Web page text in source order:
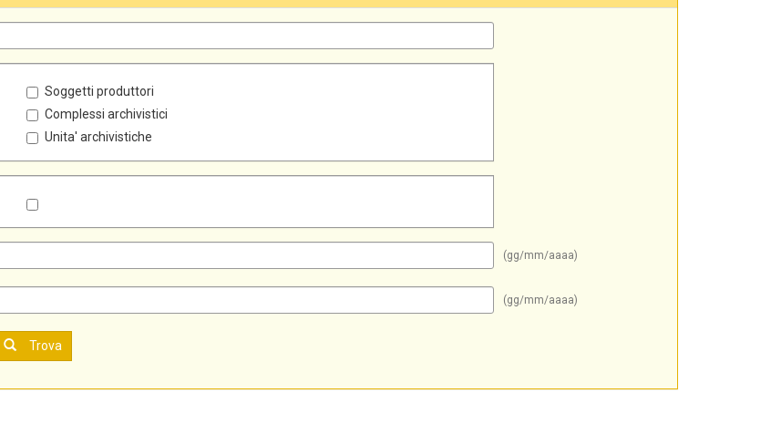
Soggetti produttori
Complessi archivistici
Unita' archivistiche
(gg/mm/aaaa)
(gg/mm/aaaa)
Trova